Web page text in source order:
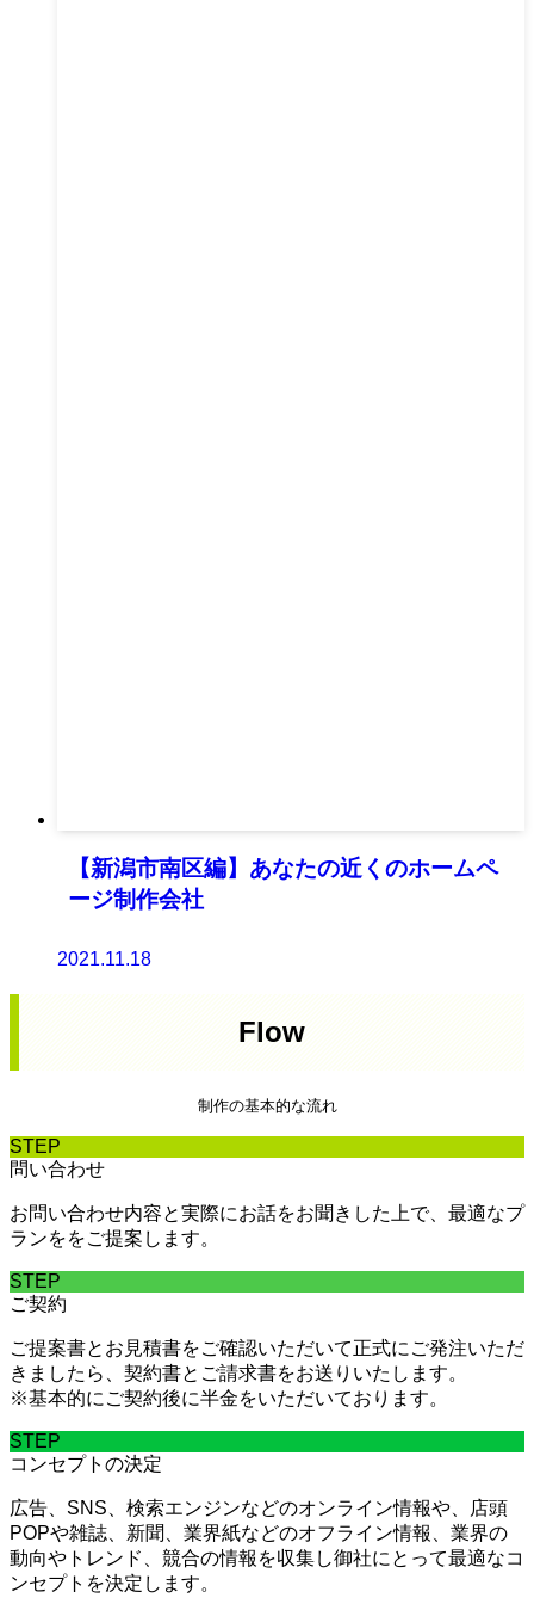
【新潟市南区編】あなたの近くのホームペ
ージ制作会社
2021.11.18
Flow
制作の基本的な流れ
STEP
問い合わせ
お問い合わせ内容と実際にお話をお聞きした上で、最適なプ
ランををご提案します。
STEP
ご契約
ご提案書とお見積書をご確認いただいて正式にご発注いただ
きましたら、契約書とご請求書をお送りいたします。
※基本的にご契約後に半金をいただいております。
STEP
コンセプトの決定
広告、SNS、検索エンジンなどのオンライン情報や、店頭
POPや雑誌、新聞、業界紙などのオフライン情報、業界の
動向やトレンド、競合の情報を収集し御社にとって最適なコ
ンセプトを決定します。